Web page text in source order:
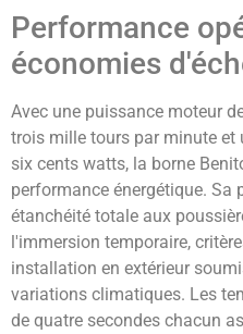
Performance
économies
Avec une puissance moteur
trois mille tours par minute
six cents watts, la borne
performance énergétique. Sa
étanchéité totale aux
l'immersion temporaire,
installation en extérieur
variations climatiques. Les
de quatre secondes chacun